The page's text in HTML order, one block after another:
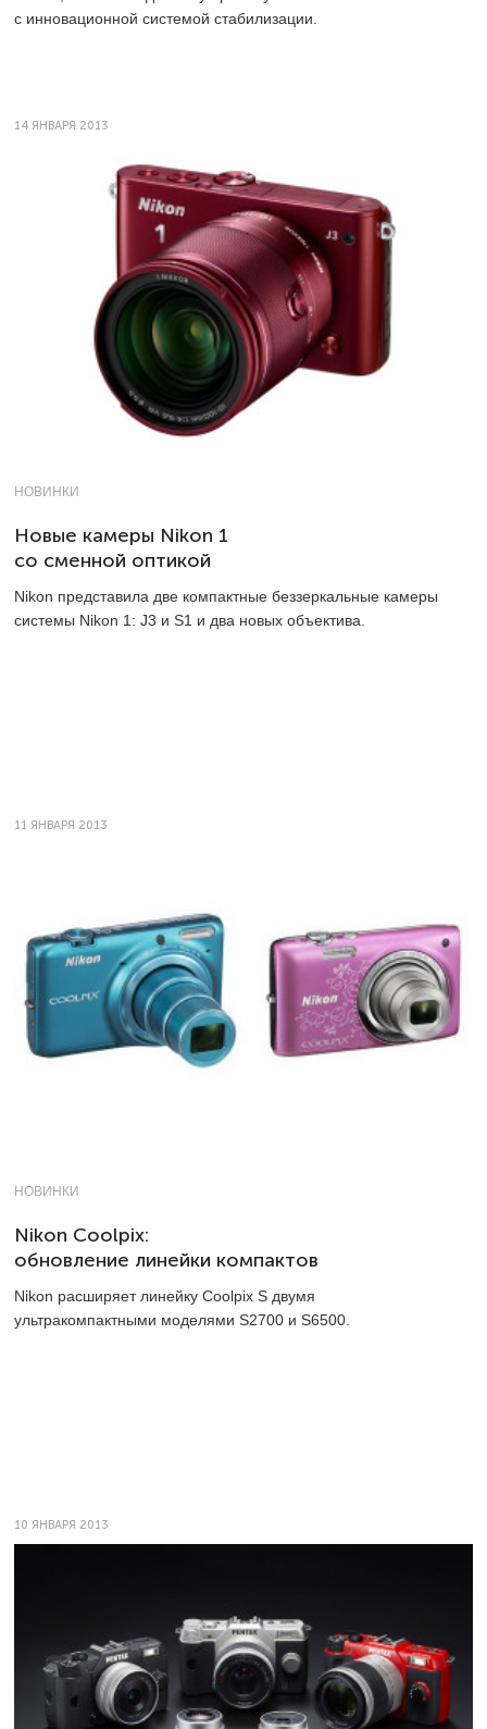
с инновационной системой стабилизации.
14 ЯНВАРЯ 2013
НОВИНКИ
Новые камеры Nikon 1
со сменной оптикой
Nikon представила две компактные беззеркальные камеры
системы Nikon 1: J3 и S1 и два новых объектива.
11 ЯНВАРЯ 2013
НОВИНКИ
Nikon Coolpix:
обновление линейки компактов
Nikon расширяет линейку Coolpix S двумя
ультракомпактными моделями S2700 и S6500.
10 ЯНВАРЯ 2013